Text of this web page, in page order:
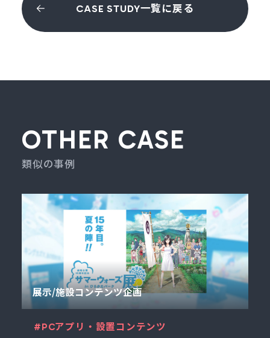
CASE STUDY一覧に戻る
OTHER CASE
類似の事例
展示/施設コンテンツ企画
#PCアプリ・設置コンテンツ